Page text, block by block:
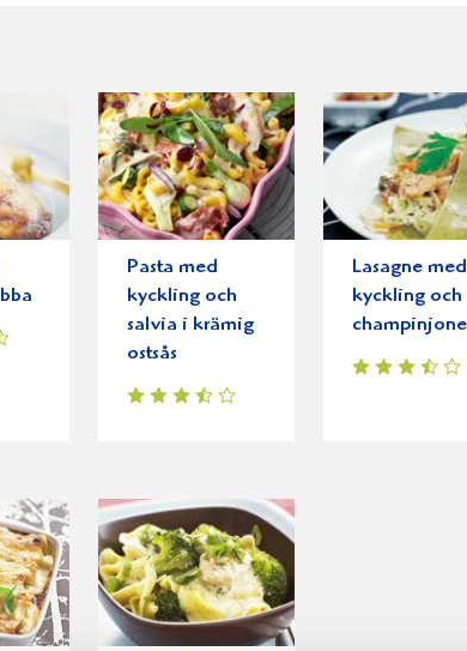
Pasta med
kyckling och
salvia i krämig
ostsås
Lasagne med
kyckling och